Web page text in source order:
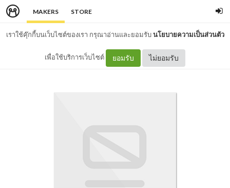
MAKERS STORE
เราใช้คุ๊กกี้บนเว็บไซต์ของเรา กรุณาอ่านและยอมรับนโยบายความเป็นส่วนตัว
เพื่อใช้บริการเว็บไซต์ ยอมรับ ไม่ยอมรับ